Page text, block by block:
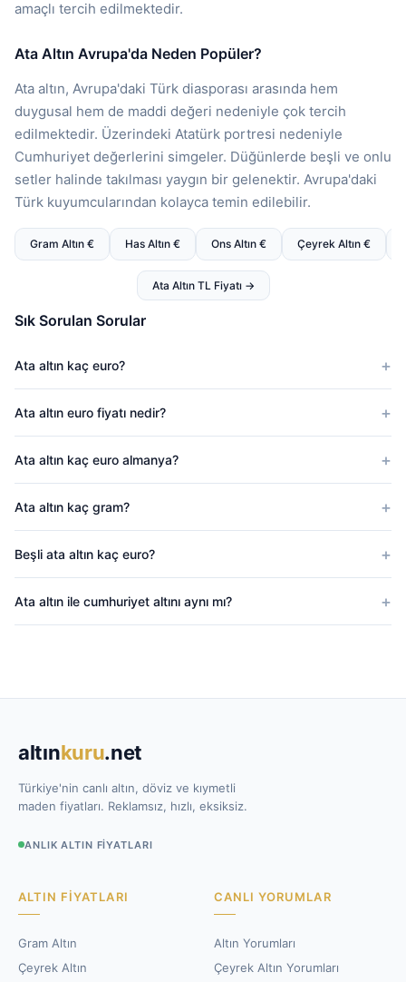
amaçlı tercih edilmektedir.
Ata Altın Avrupa'da Neden Popüler?
Ata altın, Avrupa'daki Türk diasporası arasında hem
duygusal hem de maddi değeri nedeniyle çok tercih
edilmektedir. Üzerindeki Atatürk portresi nedeniyle
Cumhuriyet değerlerini simgeler. Düğünlerde beşli ve onlu
setler halinde takılması yaygın bir gelenektir. Avrupa'daki
Türk kuyumcularından kolayca temin edilebilir.
Gram Altın € Has Altın € Ons Altın € Çeyrek Altın €
Ata Altın TL Fiyatı →
Sık Sorulan Sorular
Ata altın kaç euro?
Ata altın euro fiyatı nedir?
Ata altın kaç euro almanya?
Ata altın kaç gram?
Beşli ata altın kaç euro?
Ata altın ile cumhuriyet altını aynı mı?
altınkuru.net
Türkiye'nin canlı altın, döviz ve kıymetli
maden fiyatları. Reklamsız, hızlı, eksiksiz.
ANLIK ALTIN FIYATLARI
ALTIN FIYATLARI
Gram Altın
Çeyrek Altın
CANLI YORUMLAR
Altın Yorumları
Çeyrek Altın Yorumları